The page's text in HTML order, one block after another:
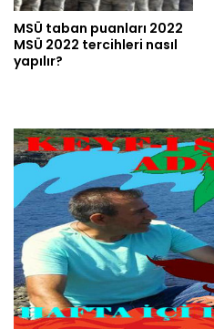
MSÜ taban puanları 2022
MSÜ 2022 tercihleri nasıl
yapılır?